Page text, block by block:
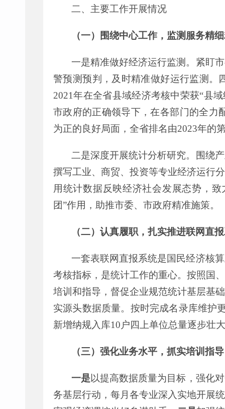
二、主要工作开展情况
（一）围绕中心工作，监测服务精
一是精准做好经济运行监测。紧盯
警预测预判，及时精准做好运行监测。
2021年在全省县域经济考核中荣获“县
市政府的正确领导下，在各部门的全力
为正的良好局面，全省排名由2023年的
二是深度开展统计分析研究。围绕
撰写工业、商贸、投资等专业经济运行
用统计数据反映经济社会发展态势，
团”作用，助推市委、市政府精准施策。
（二）认真履职，扎实推进联网直
一套表联网直报系统是国民经济核
考核指标 ， 是统计工作的重心。按照国
培训和指导 ， 督促企业规范统计基层基
实源头数据质量。按时完成名录库维护
新增纳规入库10 户四上单位总量逐步壮大
（三）强化业务水平，抓实培训指导
一是以提高数据质量为目标，强化
务基层行动，每月各专业深入实地开展